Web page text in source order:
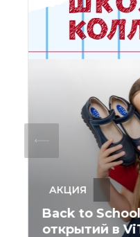
АКЦИЯ
Back to
открытий в